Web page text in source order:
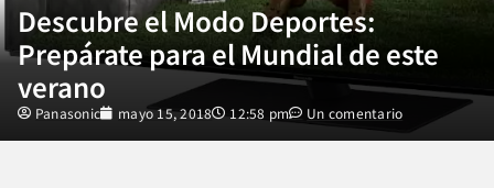
Descubre el Modo Deportes:
Prepárate para el Mundial de este
verano
Panasonic mayo 15, 2018 12:58 pm Un comentario